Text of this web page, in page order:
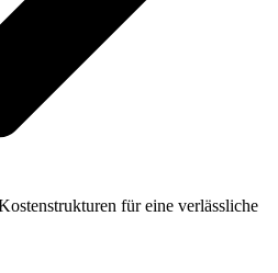
für eine verlässliche